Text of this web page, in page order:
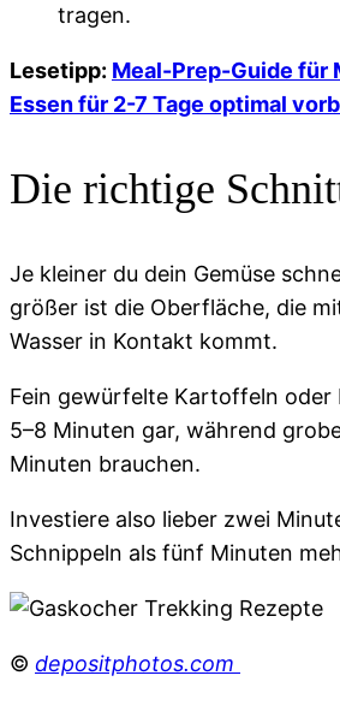
tragen.
Lesetipp: Meal-Prep-Guide für
Essen für 2-7 Tage optimal
Die richtige
Je kleiner du dein Gemüse
größer ist die Oberfläche, die
Wasser in Kontakt kommt.
Fein gewürfelte Kartoffeln oder
5–8 Minuten gar, während
Minuten brauchen.
Investiere also lieber zwei
Schnippeln als fünf Minuten
© depositphotos.com